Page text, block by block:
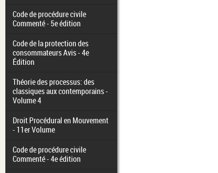
Code de procédure civile
Commenté - 5e édition
Code de la protection des
consommateurs Avis - 4e
Édition
Théorie des processus: des
classiques aux contemporains -
Volume 4
Droit Procédural en Mouvement
- 11er Volume
Code de procédure civile
Commenté - 4e édition